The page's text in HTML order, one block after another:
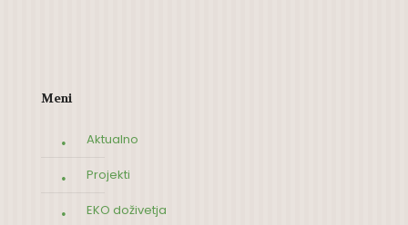
Meni
Aktualno
Projekti
EKO doživetja